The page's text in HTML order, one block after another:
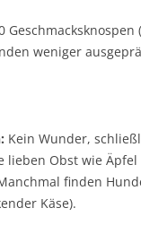
weniger
Kein Wunder,
lieben Obst wie Äpfel
finden
Käse).